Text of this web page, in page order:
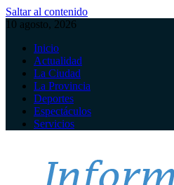
Saltar al contenido
10 agosto, 2026
Inicio
Actualidad
La Ciudad
La Provincia
Deportes
Espectáculos
Servicios